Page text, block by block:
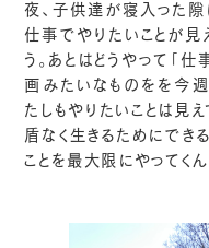
夜、子供達が寝入った隙
仕事でやりたいことが見
う。あとはどうやって「
画みたいなものをを今週
たしもやりたいことは見
盾なく生きるためにでき
ことを最大限にやってくん